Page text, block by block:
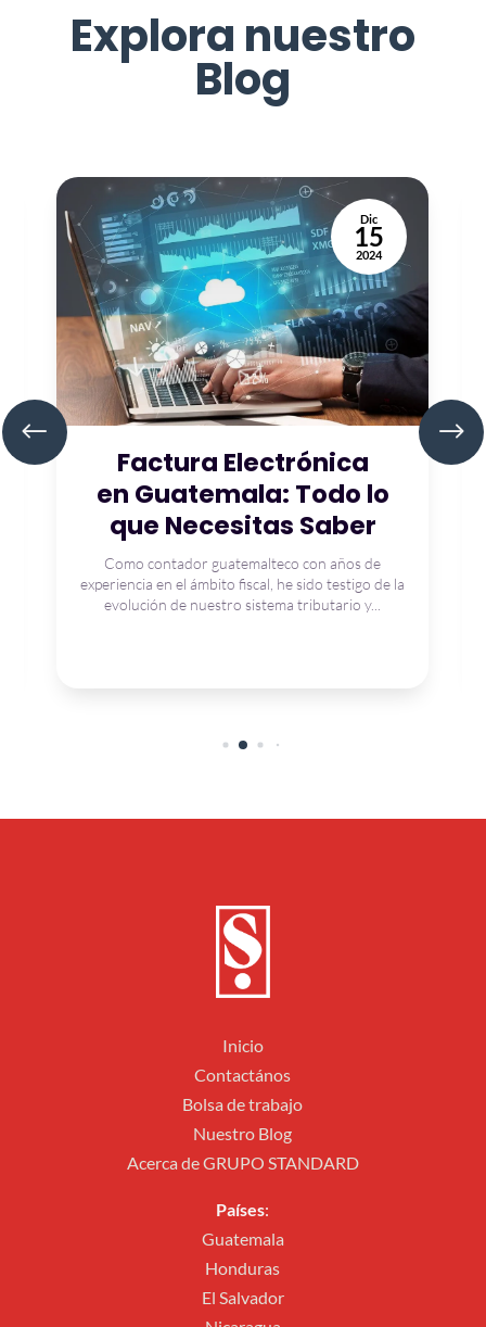
Explora nuestro
Blog
Dic
15
2024
Factura Electrónica
en Guatemala: Todo lo
que Necesitas Saber
Como contador guatemalteco con años de
experiencia en el ámbito fiscal, he sido testigo de la
evolución de nuestro sistema tributario y...
Inicio
Contactános
Bolsa de trabajo
Nuestro Blog
Acerca de GRUPO STANDARD
Países:
Guatemala
Honduras
El Salvador